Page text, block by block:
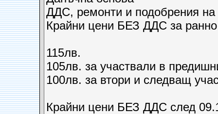
ДДС, ремонти и подобрения на
Крайни цени БЕЗ ДДС за
115лв.
105лв. за участвали в
100лв. за втори и следващ
Крайни цени БЕЗ ДДС след